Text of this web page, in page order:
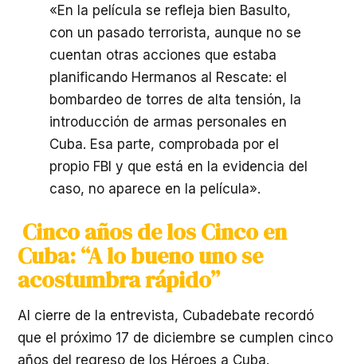
«En la película se refleja bien Basulto,
con un pasado terrorista, aunque no se
cuentan otras acciones que estaba
planificando Hermanos al Rescate: el
bombardeo de torres de alta tensión, la
introducción de armas personales en
Cuba. Esa parte, comprobada por el
propio FBI y que está en la evidencia del
caso, no aparece en la película».
Cinco años de los Cinco en
Cuba: “A lo bueno uno se
acostumbra rápido”
Al cierre de la entrevista, Cubadebate recordó
que el próximo 17 de diciembre se cumplen cinco
años del regreso de los Héroes a Cuba.